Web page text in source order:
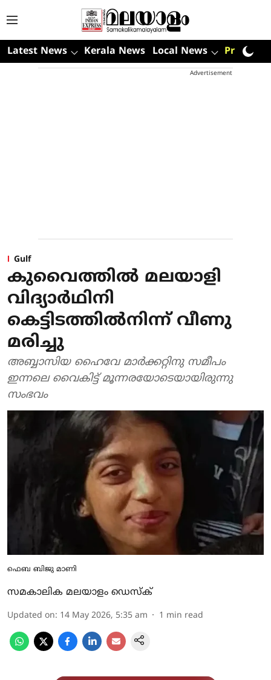
Latest News Kerala News Local News Premium
Advertisement
Gulf
കുവൈത്തില്‍ മലയാളി
വിദ്യാർഥിനി
കെട്ടിടത്തില്‍നിന്ന് വീണു
മരിച്ചു
അബ്ബാസിയ ഹൈവേ മാര്‍ക്കറ്റിനു സമീപം
ഇന്നലെ വൈകിട്ട് മൂന്നരയോടെയായിരുന്നു
സംഭവം
ഫെബ ബിജു മാണി
സമകാലിക മലയാളം ഡെസ്ക്
Updated on: 14 May 2026, 5:35 am 1 min read